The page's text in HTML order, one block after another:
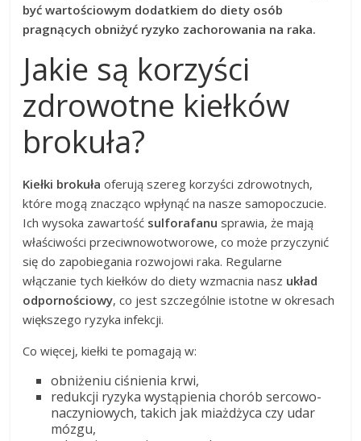
być wartościowym dodatkiem do diety osób
pragnących obniżyć ryzyko zachorowania na raka.
Jakie są korzyści
zdrowotne kiełków
brokuła?
Kiełki brokuła oferują szereg korzyści zdrowotnych,
które mogą znacząco wpłynąć na nasze samopoczucie.
Ich wysoka zawartość sulforafanu sprawia, że mają
właściwości przeciwnowotworowe, co może przyczynić
się do zapobiegania rozwojowi raka. Regularne
włączanie tych kiełków do diety wzmacnia nasz układ
odpornościowy, co jest szczególnie istotne w okresach
większego ryzyka infekcji.
Co więcej, kiełki te pomagają w:
obniżeniu ciśnienia krwi,
redukcji ryzyka wystąpienia chorób sercowo-
naczyniowych, takich jak miażdżyca czy udar
mózgu,